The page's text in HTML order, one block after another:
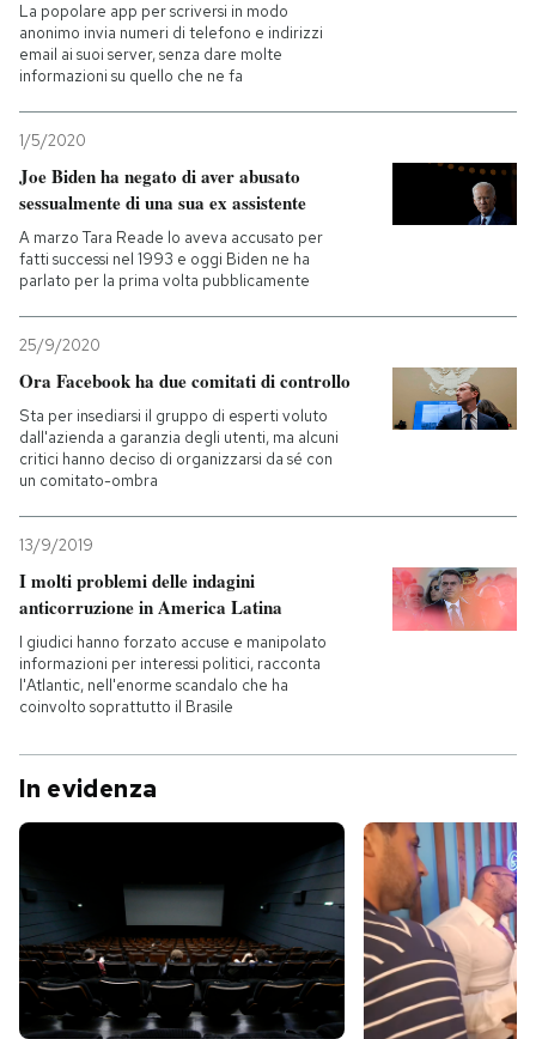
La popolare app per scriversi in modo
anonimo invia numeri di telefono e indirizzi
email ai suoi server, senza dare molte
informazioni su quello che ne fa
1/5/2020
Joe Biden ha negato di aver abusato
sessualmente di una sua ex assistente
A marzo Tara Reade lo aveva accusato per
fatti successi nel 1993 e oggi Biden ne ha
parlato per la prima volta pubblicamente
25/9/2020
Ora Facebook ha due comitati di controllo
Sta per insediarsi il gruppo di esperti voluto
dall'azienda a garanzia degli utenti, ma alcuni
critici hanno deciso di organizzarsi da sé con
un comitato-ombra
13/9/2019
I molti problemi delle indagini
anticorruzione in America Latina
I giudici hanno forzato accuse e manipolato
informazioni per interessi politici, racconta
l'Atlantic, nell'enorme scandalo che ha
coinvolto soprattutto il Brasile
In evidenza